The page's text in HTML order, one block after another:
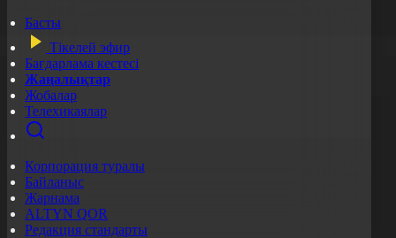
Басты
Тікелей эфир
Бағдарлама кестесі
Жаңалықтар
Жобалар
Телехикаялар
Корпорация туралы
Байланыс
Жарнама
ALTYN QOR
Редакция стандарты